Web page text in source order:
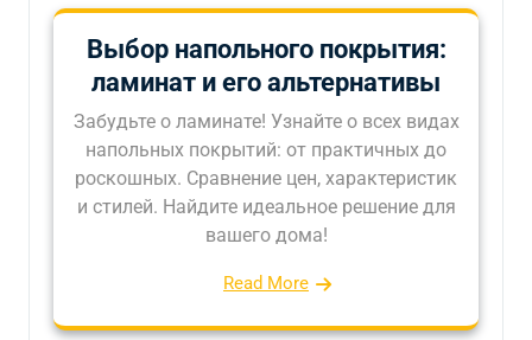
Выбор напольного покрытия:
ламинат и его альтернативы
Забудьте о ламинате! Узнайте о всех видах
напольных покрытий: от практичных до
роскошных. Сравнение цен, характеристик
и стилей. Найдите идеальное решение для
вашего дома!
Read More